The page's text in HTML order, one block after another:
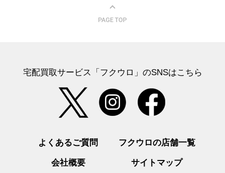
宅配買取サービス「フクウロ」のSNSはこちら
よくあるご質問 フクウロの店舗一覧
会社概要 サイトマップ